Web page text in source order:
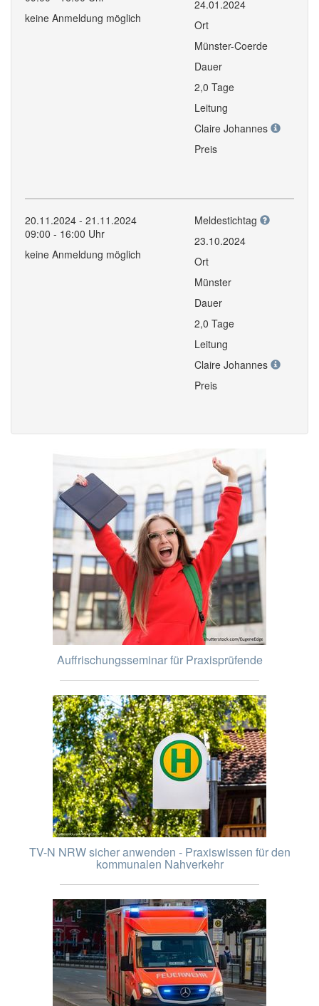
keine Anmeldung möglich
24.01.2024
Ort
Münster-Coerde
Dauer
2,0 Tage
Leitung
Claire Johannes
Preis
20.11.2024 - 21.11.2024
09:00 - 16:00 Uhr
keine Anmeldung möglich
Meldestichtag
23.10.2024
Ort
Münster
Dauer
2,0 Tage
Leitung
Claire Johannes
Preis
Auffrischungsseminar für Praxisprüfende
TV-N NRW sicher anwenden - Praxiswissen für den
kommunalen Nahverkehr